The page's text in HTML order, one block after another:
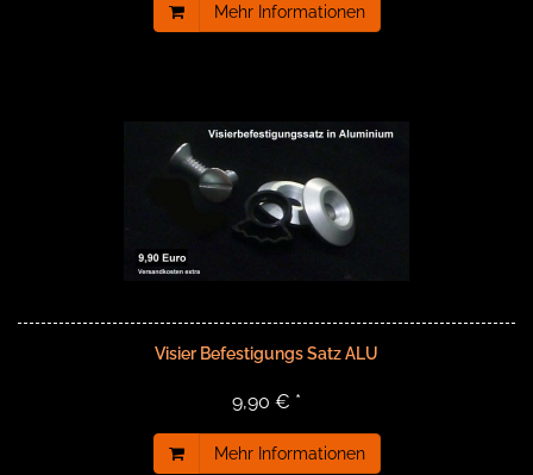
Mehr Informationen
Visier Befestigungs Satz ALU
9,90 € *
Mehr Informationen